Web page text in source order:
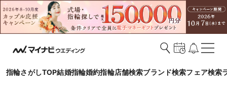
指輪さがしTOP結婚指輪婚約指輪店舗検索ブランド検索フェア検索